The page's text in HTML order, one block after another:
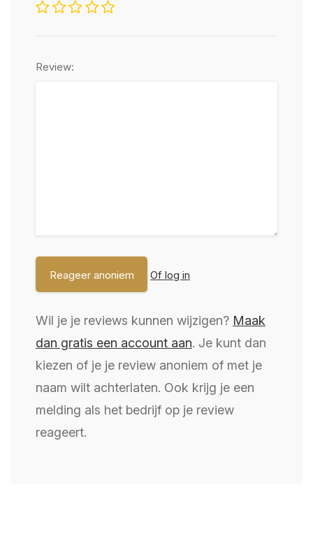
Review:
Of log in
Wil je je reviews kunnen wijzigen? Maak
dan gratis een account aan. Je kunt dan
kiezen of je je review anoniem of met je
naam wilt achterlaten. Ook krijg je een
melding als het bedrijf op je review
reageert.